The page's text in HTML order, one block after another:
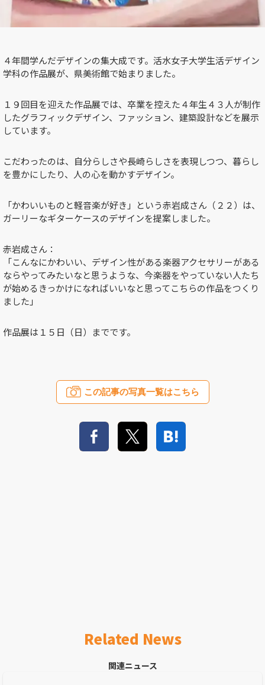
４年間学んだデザインの集大成です。活水女子大学生活デザイン
学科の作品展が、県美術館で始まりました。
１９回目を迎えた作品展では、卒業を控えた４年生４３人が制作
したグラフィックデザイン、ファッション、建築設計などを展示
しています。
こだわったのは、自分らしさや長崎らしさを表現しつつ、暮らし
を豊かにしたり、人の心を動かすデザイン。
「かわいいものと軽音楽が好き」という赤岩成さん（２２）は、
ガーリーなギターケースのデザインを提案しました。
赤岩成さん：
「こんなにかわいい、デザイン性がある楽器アクセサリーがある
ならやってみたいなと思うような、今楽器をやっていない人たち
が始めるきっかけになればいいなと思ってこちらの作品をつくり
ました」
作品展は１５日（日）までです。
この記事の写真一覧はこちら
Related News
関連ニュース